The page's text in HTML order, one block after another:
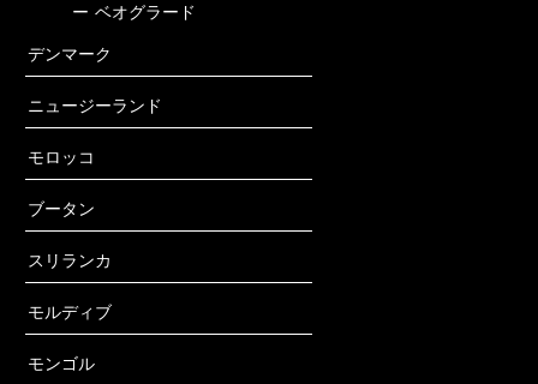
ー ベオグラード
デンマーク
ニュージーランド
モロッコ
ブータン
スリランカ
モルディブ
モンゴル